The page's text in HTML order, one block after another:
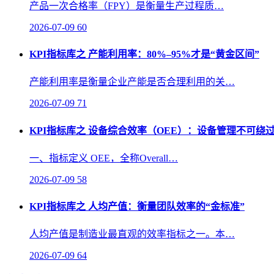
产品一次合格率（FPY）是衡量生产过程质…
2026-07-09 60
KPI指标库之 产能利用率：80%–95%才是“黄金区间”
产能利用率是衡量企业产能是否合理利用的关…
2026-07-09 71
KPI指标库之 设备综合效率（OEE）：设备管理不可绕
一、指标定义 OEE，全称Overall…
2026-07-09 58
KPI指标库之 人均产值：衡量团队效率的“金标准”
人均产值是制造业最直观的效率指标之一。本…
2026-07-09 64